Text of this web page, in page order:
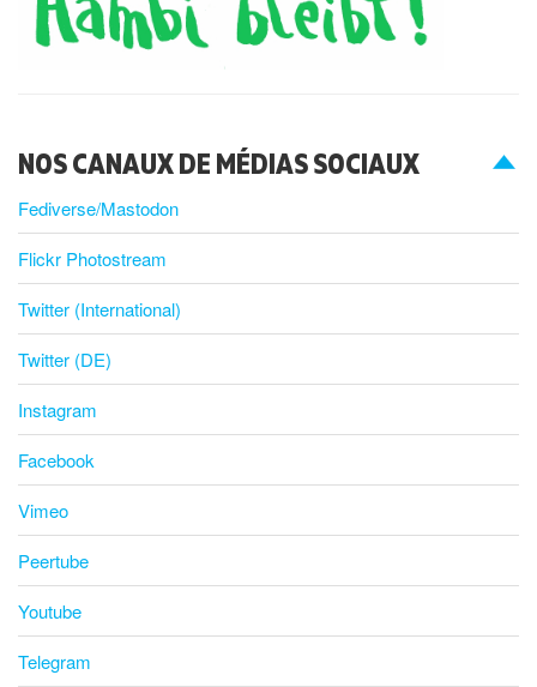
NOS CANAUX DE MÉDIAS SOCIAUX
Fediverse/Mastodon
Flickr Photostream
Twitter (International)
Twitter (DE)
Instagram
Facebook
Vimeo
Peertube
Youtube
Telegram